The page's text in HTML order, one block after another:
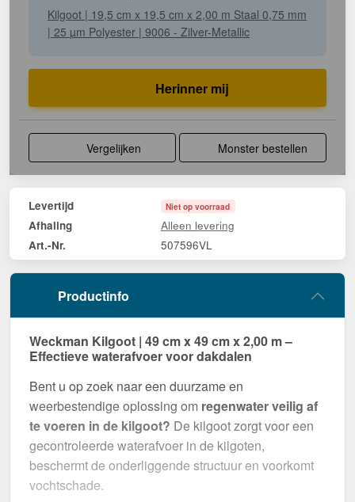
Kilgoot | 19,5 cm x 19,5 cm x 2,00 m Staal 0,75 mm
| 25 µm Polyester | 9006 - Zilver-Metallic
Herinner mij
Vergelijken Monster bestellen
Levertijd Niet op voorraad
Afhaling Alleen levering
Art.-Nr. 507596VL
Productinfo
Weckman Kilgoot | 49 cm x 49 cm x 2,00 m –
Effectieve waterafvoer voor dakdalen
Bent u op zoek naar een duurzame en
weerbestendige oplossing om regenwater veilig af
te voeren in de kilgoot? De kilgoot zorgt voor een
gecontroleerde waterafvoer in de kilgoten,
beschermt de onderliggende structuur en voorkomt
vochtschade.